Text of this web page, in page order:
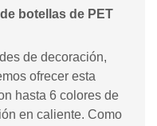
botellas de PET
de decoración,
ofrecer esta
hasta 6 colores de
en caliente. Como